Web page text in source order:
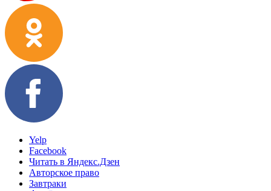
Yelp
Facebook
Читать в Яндекс.Дзен
Авторское право
Завтраки